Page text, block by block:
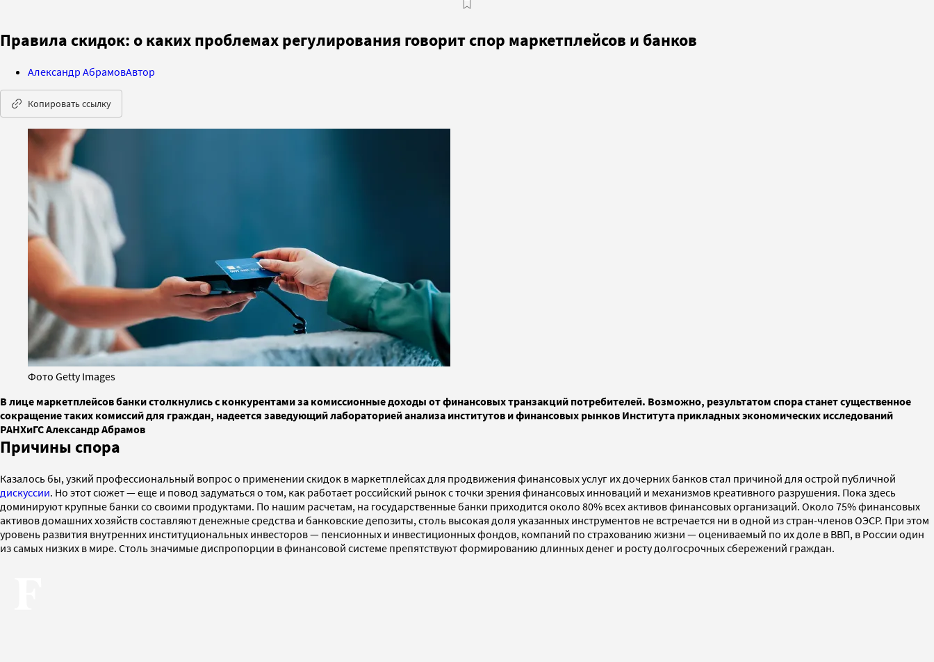
Правила скидок: о каких проблемах регулирования говорит спор маркетплейсов и банков
Александр АбрамовАвтор
Копировать ссылку
Фото Getty Images
В лице маркетплейсов банки столкнулись с конкурентами за комиссионные доходы от финансовых транзакций потребителей. Возможно, результатом спора станет существенное
сокращение таких комиссий для граждан, надеется заведующий лабораторией анализа институтов и финансовых рынков Института прикладных экономических исследований
РАНХиГС Александр Абрамов
Причины спора
Казалось бы, узкий профессиональный вопрос о применении скидок в маркетплейсах для продвижения финансовых услуг их дочерних банков стал причиной для острой публичной
дискуссии. Но этот сюжет — еще и повод задуматься о том, как работает российский рынок с точки зрения финансовых инноваций и механизмов креативного разрушения. Пока здесь
доминируют крупные банки со своими продуктами. По нашим расчетам, на государственные банки приходится около 80% всех активов финансовых организаций. Около 75% финансовых
активов домашних хозяйств составляют денежные средства и банковские депозиты, столь высокая доля указанных инструментов не встречается ни в одной из стран-членов OЭСР. При этом
уровень развития внутренних институциональных инвесторов — пенсионных и инвестиционных фондов, компаний по страхованию жизни — оцениваемый по их доле в ВВП, в России один
из самых низких в мире. Столь значимые диспропорции в финансовой системе препятствуют формированию длинных денег и росту долгосрочных сбережений граждан.